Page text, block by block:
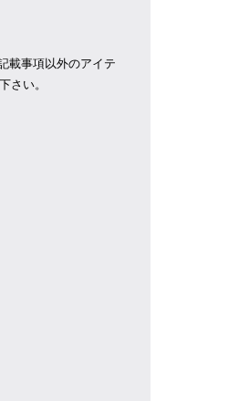
載事項以外のアイテ
さい。